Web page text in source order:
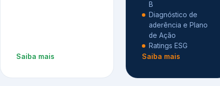
Saiba mais
B
Diagnóstico de
aderência e Plano
de Ação
Ratings ESG
Saiba mais